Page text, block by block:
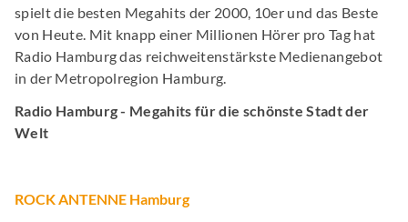
spielt die besten Megahits der 2000, 10er und das Beste
von Heute. Mit knapp einer Millionen Hörer pro Tag hat
Radio Hamburg das reichweitenstärkste Medienangebot
in der Metropolregion Hamburg.
Radio Hamburg - Megahits für die schönste Stadt der
Welt
ROCK ANTENNE Hamburg